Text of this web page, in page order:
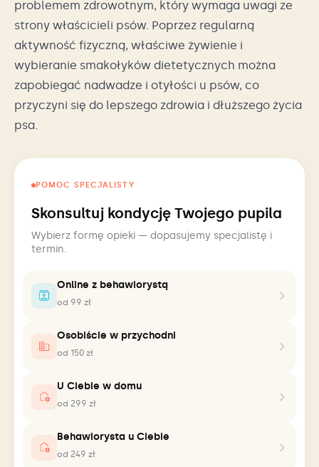
problemem zdrowotnym, który wymaga uwagi ze
strony właścicieli psów. Poprzez regularną
aktywność fizyczną, właściwe żywienie i
wybieranie smakołyków dietetycznych można
zapobiegać nadwadze i otyłości u psów, co
przyczyni się do lepszego zdrowia i dłuższego życia
psa.
POMOC SPECJALISTY
Skonsultuj kondycję Twojego pupila
Wybierz formę opieki — dopasujemy specjalistę i
termin.
Online z behawiorystą
od 99 zł
Osobiście w przychodni
od 150 zł
U Ciebie w domu
od 299 zł
Behawiorysta u Ciebie
od 249 zł